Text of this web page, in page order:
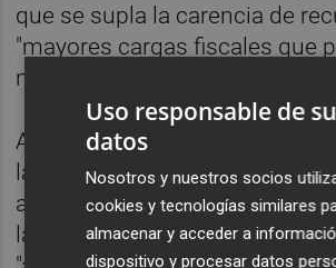
que se supla la carencia de
"mayores cargas fiscales que
nuestra competitividad".
Además, se ha mostrado
la "falta de coordinación" entre
acaba ralentizando proyectos y
lamentado que temas
Uso responsable de
datos
Nosotros y nuestros socios
cookies y tecnologías similares
almacenar y acceder a
dispositivo y procesar datos